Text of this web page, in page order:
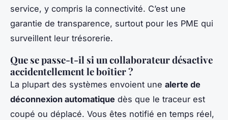
service, y compris la connectivité. C’est une
garantie de transparence, surtout pour les PME qui
surveillent leur trésorerie.
Que se passe-t-il si un collaborateur désactive
accidentellement le boîtier ?
La plupart des systèmes envoient une alerte de
déconnexion automatique dès que le traceur est
coupé ou déplacé. Vous êtes notifié en temps réel,